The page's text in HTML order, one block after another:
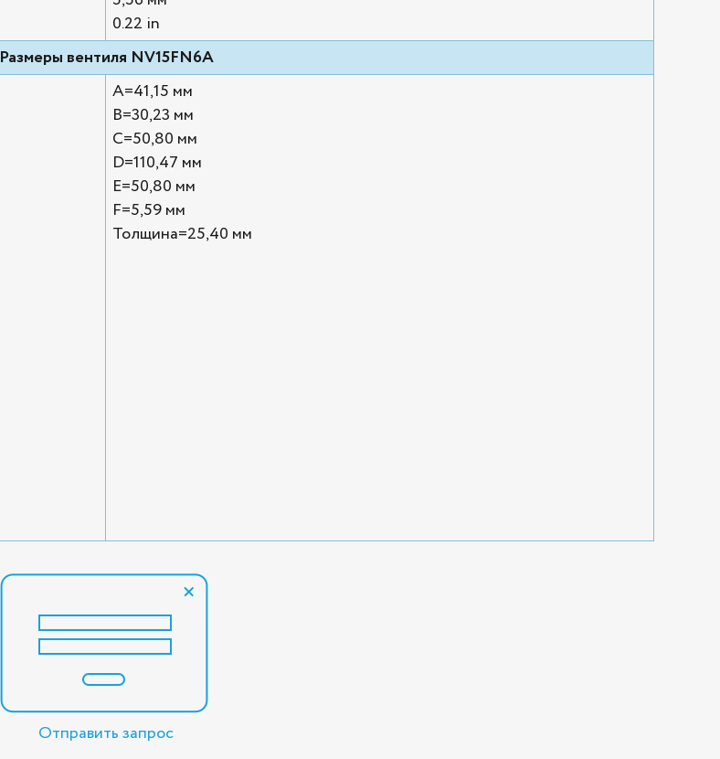
0.22 in
Размеры вентиля NV15FN6A
A=41,15 мм
B=30,23 мм
C=50,80 мм
D=110,47 мм
E=50,80 мм
F=5,59 мм
Толщина=25,40 мм
Отправить запрос